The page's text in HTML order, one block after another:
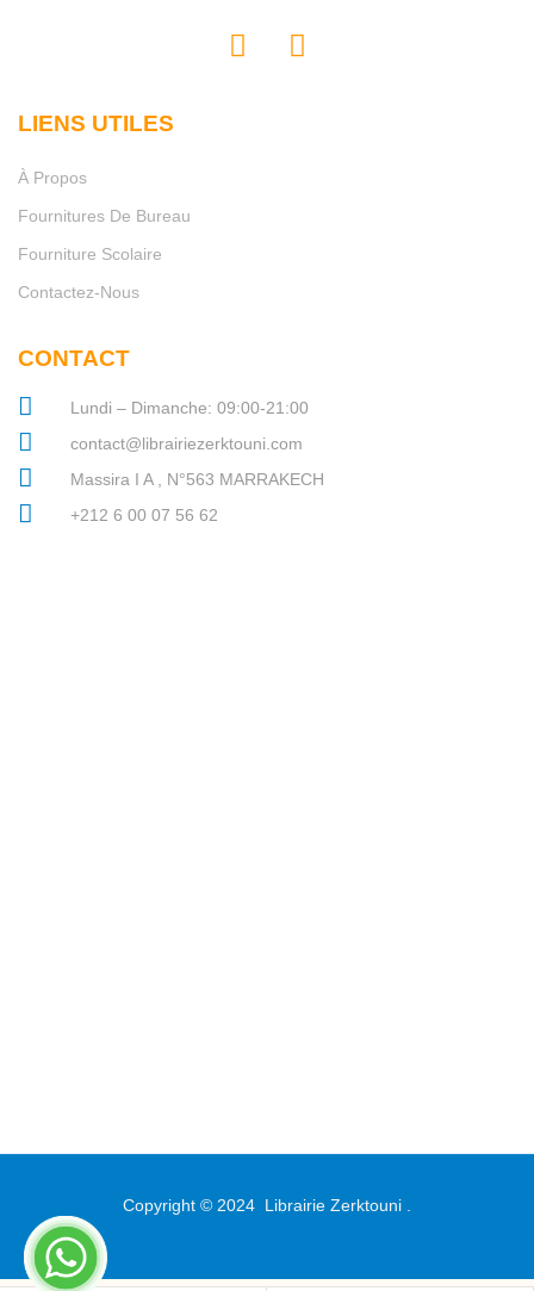
LIENS UTILES
À Propos
Fournitures De Bureau
Fourniture Scolaire
Contactez-Nous
CONTACT
Lundi – Dimanche: 09:00-21:00
contact@librairiezerktouni.com
Massira I A , N°563 MARRAKECH
+212 6 00 07 56 62
Copyright © 2024 Librairie Zerktouni